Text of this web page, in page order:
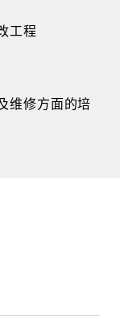
工程
维修方面的培